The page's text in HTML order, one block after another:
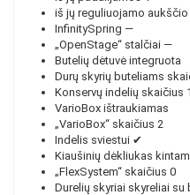
iš jų reguliuojamo aukščio
InfinitySpring —
„OpenStage“ stalčiai —
Butelių dėtuvė integruota
Durų skyrių buteliams
Konservų indelių skaičius 1
VarioBox ištraukiamas
„VarioBox“ skaičius 2
Indelis sviestui ✔
Kiaušinių dėkliukas
„FlexSystem“ skaičius 0
Durelių skyriai skyreliai su